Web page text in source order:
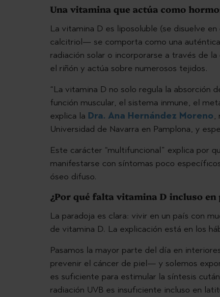
Una vitamina que actúa como
La vitamina D es liposoluble (se disuelve
calcitriol— se comporta como una
radiación solar o incorporarse a través de
el riñón y actúa sobre numerosos tejidos.
“La vitamina D no solo regula la absorción
función muscular, el sistema inmune, el
explica la Dra. Ana Hernández Moreno,
Universidad de Navarra en Pamplona, y
Este carácter “multifuncional” explica por
manifestarse con síntomas poco
óseo difuso.
¿Por qué falta vitamina D incluso en
La paradoja es clara: vivir en un país con
de vitamina D. La explicación está en los
Pasamos la mayor parte del día en
prevenir el cáncer de piel— y solemos
es suficiente para estimular la síntesis
radiación UVB es insuficiente incluso en